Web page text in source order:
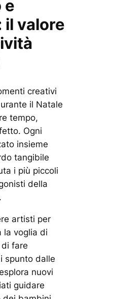
e
il valore
creativi
il Natale
tempo,
Ogni
insieme
tangibile
i più piccoli
della
artisti per
la voglia di
fare
spunto dalle
nuovi
guidare